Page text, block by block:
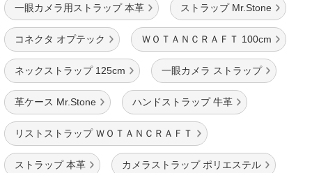
一眼カメラ用ストラップ 本革 ストラップ Mr.Stone
コネクタ オプテック ＷＯＴＡＮＣＲＡＦＴ 100cm
ネックストラップ 125cm 一眼カメラ ストラップ
革ケース Mr.Stone ハンドストラップ 牛革
リストストラップ ＷＯＴＡＮＣＲＡＦＴ
ストラップ 本革 カメラストラップ ポリエステル